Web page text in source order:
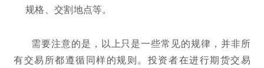
规格、交割地点等。
需要注意的是，以上只是一些常见的规律，并非所
有交易所都遵循同样的规则。投资者在进行期货交易